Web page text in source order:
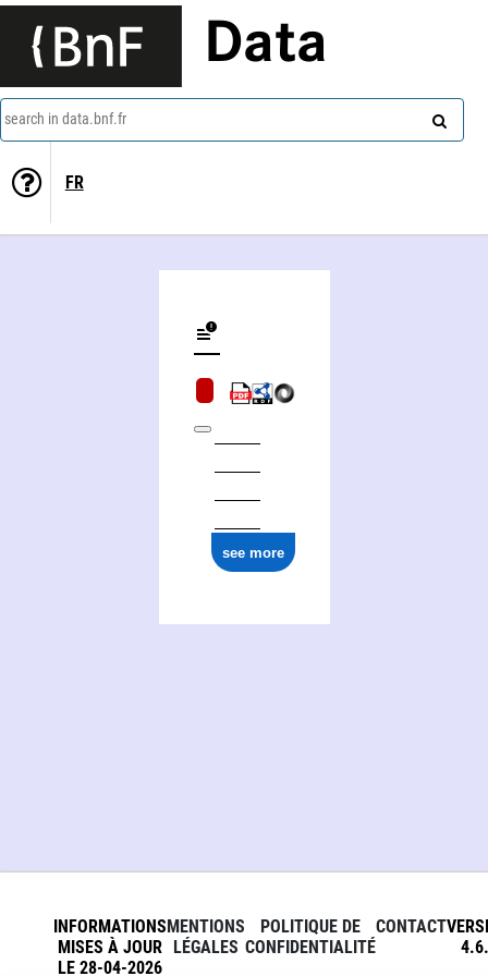
Data
search in data.bnf.fr
FR
see more
INFORMATIONS
MISES À JOUR
LE 28-04-2026
MENTIONS
LÉGALES
POLITIQUE DE
CONFIDENTIALITÉ
CONTACT